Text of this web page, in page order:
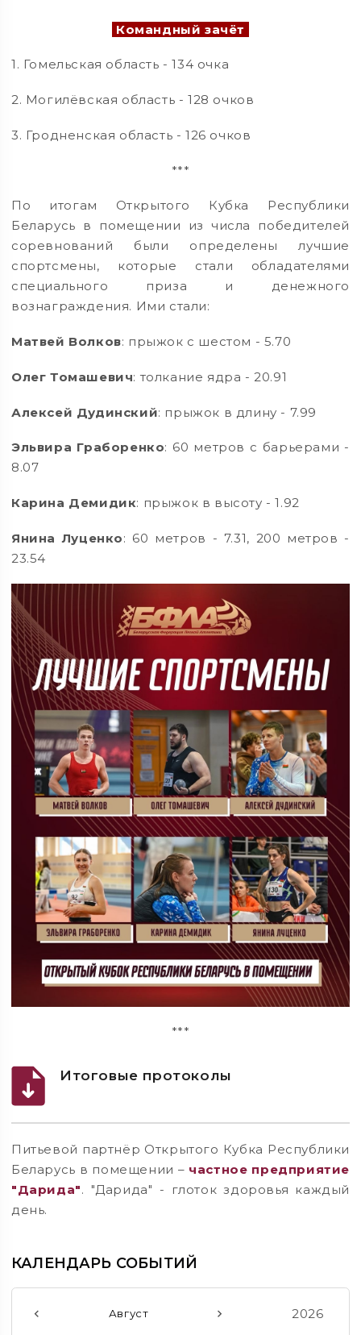
Командный зачёт
1. Гомельская область - 134 очка
2. Могилёвская область - 128 очков
3. Гродненская область - 126 очков
***
По итогам Открытого Кубка Республики
Беларусь в помещении из числа победителей
соревнований были определены лучшие
спортсмены, которые стали обладателями
специального приза и денежного
вознаграждения. Ими стали:
Матвей Волков: прыжок с шестом - 5.70
Олег Томашевич: толкание ядра - 20.91
Алексей Дудинский: прыжок в длину - 7.99
Эльвира Граборенко: 60 метров с барьерами -
8.07
Карина Демидик: прыжок в высоту - 1.92
Янина Луценко: 60 метров - 7.31, 200 метров -
23.54
***
Итоговые протоколы
Питьевой партнёр Открытого Кубка Республики
Беларусь в помещении – частное предприятие
"Дарида". "Дарида" - глоток здоровья каждый
день.
КАЛЕНДАРЬ СОБЫТИЙ
Август 2026